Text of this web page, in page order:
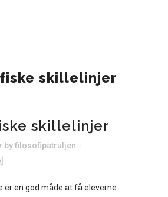
skillelinjer
skillelinjer
byfilosofipatruljen
er en god måde at få eleverne